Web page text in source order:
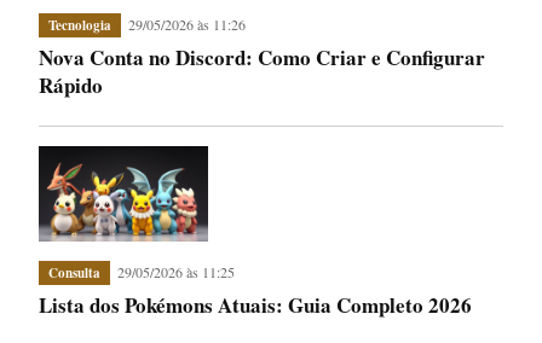
Tecnologia 29/05/2026 às 11:26
Nova Conta no Discord: Como Criar e Configurar
Rápido
Consulta 29/05/2026 às 11:25
Lista dos Pokémons Atuais: Guia Completo 2026